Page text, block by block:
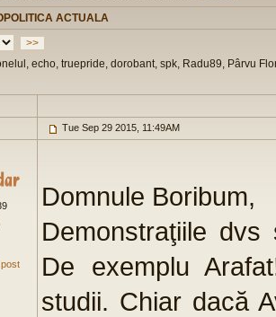
ACTUALA
>>
echo, truepride, dorobant, spk, Radu89, Pârvu
Tue Sep 29 2015, 11:49AM
Domnule Boribum,
Demonstraţiile
De exemplu
studii. Chiar dacă